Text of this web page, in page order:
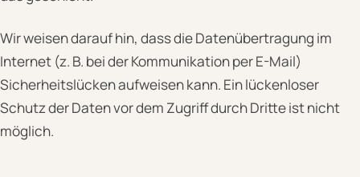
Wir weisen darauf hin, dass die Datenübertragung im
Internet (z. B. bei der Kommunikation per E-Mail)
Sicherheitslücken aufweisen kann. Ein lückenloser
Schutz der Daten vor dem Zugriff durch Dritte ist nicht
möglich.